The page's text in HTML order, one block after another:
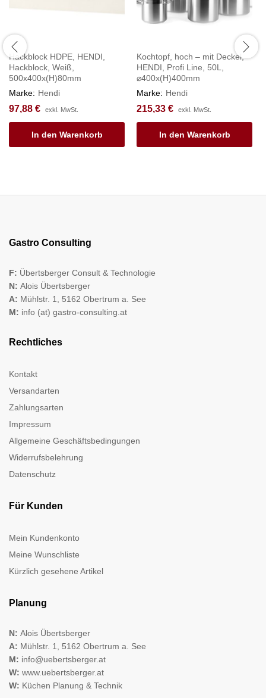
Hackblock HDPE, HENDI,
Hackblock, Weiß,
500x400x(H)80mm
Marke: Hendi
97,88 € exkl. MwSt.
In den Warenkorb
Kochtopf, hoch – mit Deckel,
HENDI, Profi Line, 50L,
⌀400x(H)400mm
Marke: Hendi
215,33 € exkl. MwSt.
In den Warenkorb
Gastro Consulting
F: Übertsberger Consult & Technologie
N: Alois Übertsberger
A: Mühlstr. 1, 5162 Obertrum a. See
M: info (at) gastro-consulting.at
Rechtliches
Kontakt
Versandarten
Zahlungsarten
Impressum
Allgemeine Geschäftsbedingungen
Widerrufsbelehrung
Datenschutz
Für Kunden
Mein Kundenkonto
Meine Wunschliste
Kürzlich gesehene Artikel
Planung
N: Alois Übertsberger
A: Mühlstr. 1, 5162 Obertrum a. See
M: info@uebertsberger.at
W: www.uebertsberger.at
W: Küchen Planung & Technik